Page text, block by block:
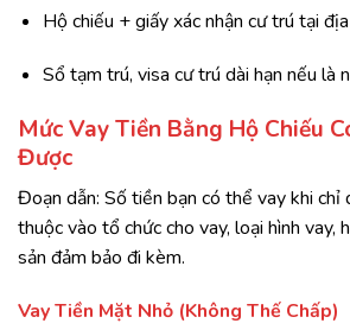
Hộ chiếu + giấy xác nhận cư trú tại
Sổ tạm trú, visa cư trú dài hạn nếu là
Mức Vay Tiền Bằng Hộ Chiếu
Được
Đoạn dẫn: Số tiền bạn có thể vay khi chỉ
thuộc vào tổ chức cho vay, loại hình vay,
sản đảm bảo đi kèm.
Vay Tiền Mặt Nhỏ (Không Thế Chấp)